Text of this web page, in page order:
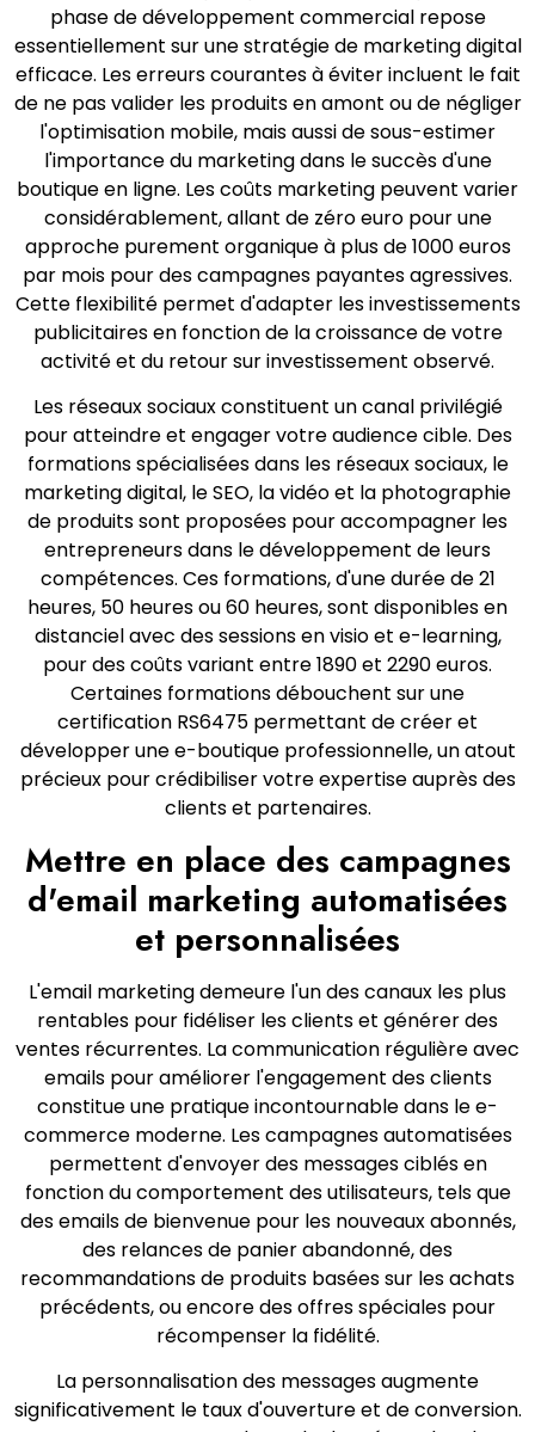
phase de développement commercial repose
essentiellement sur une stratégie de marketing digital
efficace. Les erreurs courantes à éviter incluent le fait
de ne pas valider les produits en amont ou de négliger
l'optimisation mobile, mais aussi de sous-estimer
l'importance du marketing dans le succès d'une
boutique en ligne. Les coûts marketing peuvent varier
considérablement, allant de zéro euro pour une
approche purement organique à plus de 1000 euros
par mois pour des campagnes payantes agressives.
Cette flexibilité permet d'adapter les investissements
publicitaires en fonction de la croissance de votre
activité et du retour sur investissement observé.
Les réseaux sociaux constituent un canal privilégié
pour atteindre et engager votre audience cible. Des
formations spécialisées dans les réseaux sociaux, le
marketing digital, le SEO, la vidéo et la photographie
de produits sont proposées pour accompagner les
entrepreneurs dans le développement de leurs
compétences. Ces formations, d'une durée de 21
heures, 50 heures ou 60 heures, sont disponibles en
distanciel avec des sessions en visio et e-learning,
pour des coûts variant entre 1890 et 2290 euros.
Certaines formations débouchent sur une
certification RS6475 permettant de créer et
développer une e-boutique professionnelle, un atout
précieux pour crédibiliser votre expertise auprès des
clients et partenaires.
Mettre en place des campagnes
d'email marketing automatisées
et personnalisées
L'email marketing demeure l'un des canaux les plus
rentables pour fidéliser les clients et générer des
ventes récurrentes. La communication régulière avec
emails pour améliorer l'engagement des clients
constitue une pratique incontournable dans le e-
commerce moderne. Les campagnes automatisées
permettent d'envoyer des messages ciblés en
fonction du comportement des utilisateurs, tels que
des emails de bienvenue pour les nouveaux abonnés,
des relances de panier abandonné, des
recommandations de produits basées sur les achats
précédents, ou encore des offres spéciales pour
récompenser la fidélité.
La personnalisation des messages augmente
significativement le taux d'ouverture et de conversion.